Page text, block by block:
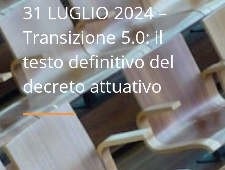
31 LUGLIO 2024 –
Transizione 5.0: il
testo definitivo del
decreto attuativo